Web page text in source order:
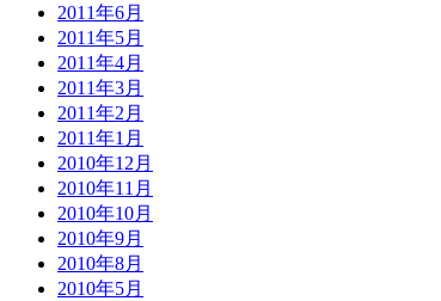
2011年6月
2011年5月
2011年4月
2011年3月
2011年2月
2011年1月
2010年12月
2010年11月
2010年10月
2010年9月
2010年8月
2010年5月